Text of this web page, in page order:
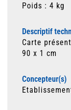
Poids : 4 kg
Descriptif
Carte
90 x 1 cm
Concepteur(s)